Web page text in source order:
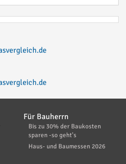
Für Bauherrn
Bis zu 30% der Baukosten
sparen -so geht's
Haus- und Baumessen 2026